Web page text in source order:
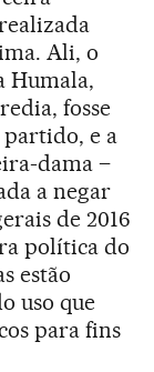
Ali, o
Humala,
fosse
e a
dama –
a negar
de 2016
política do
estão
uso que
para fins